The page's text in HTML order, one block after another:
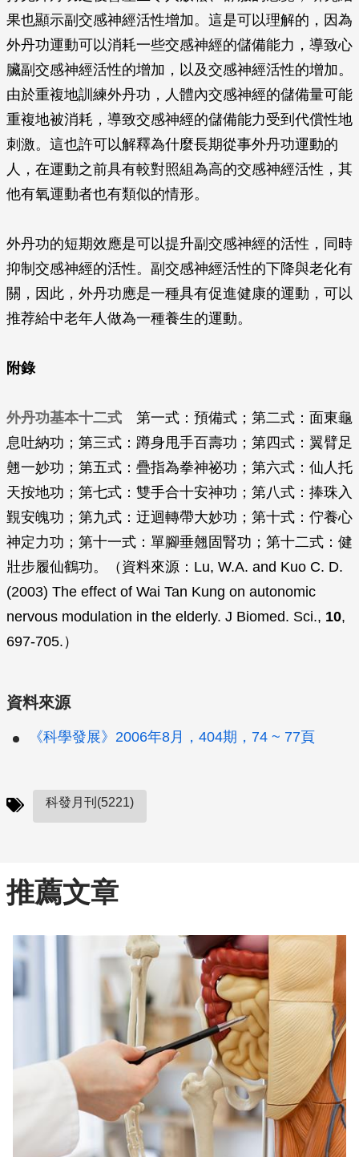
果也顯示副交感神經活性增加。這是可以理解的，因為
外丹功運動可以消耗一些交感神經的儲備能力，導致心
臟副交感神經活性的增加，以及交感神經活性的增加。
由於重複地訓練外丹功，人體內交感神經的儲備量可能
重複地被消耗，導致交感神經的儲備能力受到代償性地
刺激。這也許可以解釋為什麼長期從事外丹功運動的
人，在運動之前具有較對照組為高的交感神經活性，其
他有氧運動者也有類似的情形。
外丹功的短期效應是可以提升副交感神經的活性，同時
抑制交感神經的活性。副交感神經活性的下降與老化有
關，因此，外丹功應是一種具有促進健康的運動，可以
推荐給中老年人做為一種養生的運動。
附錄
外丹功基本十二式 第一式：預備式；第二式：面東龜
息吐納功；第三式：蹲身甩手百壽功；第四式：翼臂足
翹一妙功；第五式：疊指為拳神祕功；第六式：仙人托
天按地功；第七式：雙手合十安神功；第八式：捧珠入
覲安魄功；第九式：迂迴轉帶大妙功；第十式：佇養心
神定力功；第十一式：單腳垂翹固腎功；第十二式：健
壯步履仙鶴功。（資料來源：Lu, W.A. and Kuo C. D.
(2003) The effect of Wai Tan Kung on autonomic
nervous modulation in the elderly. J Biomed. Sci., 10,
697-705.）
資料來源
《科學發展》2006年8月，404期，74 ~ 77頁
科發月刊(5221)
推薦文章